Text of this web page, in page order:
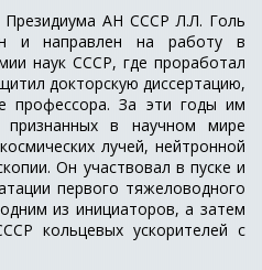
Президиума АН СССР Л.Л. Голь
и направлен на работу в
наук СССР, где проработал
докторскую диссертацию,
профессора. За эти годы им
признанных в научном мире
лучей, нейтронной
Он участвовал в пуске и
первого тяжеловодного
из инициаторов, а затем
кольцевых ускорителей с